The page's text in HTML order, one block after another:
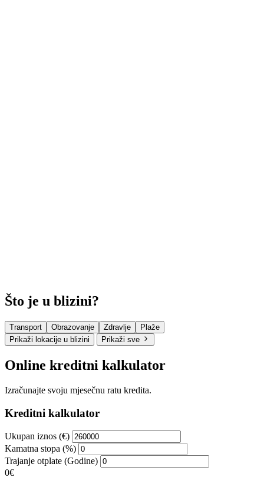
Što je u blizini?
Transport Obrazovanje Zdravlje
Plaže
Prikaži lokacije u blizini
Prikaži sve
Online kreditni kalkulator
Izračunajte svoju mjesečnu ratu kredita.
Kreditni kalkulator
Ukupan iznos (€)
Kamatna stopa (%)
Trajanje otplate (Godine)
0€